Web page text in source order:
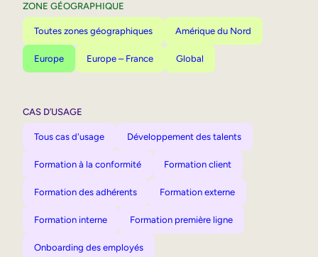
ZONE GÉOGRAPHIQUE
Toutes zones géographiques Amérique du Nord
Europe Europe – France Global
CAS D’USAGE
Tous cas d'usage Développement des talents
Formation à la conformité Formation client
Formation des adhérents Formation externe
Formation interne Formation première ligne
Onboarding des employés